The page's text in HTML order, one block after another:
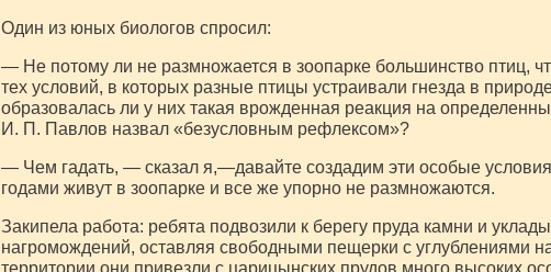
Один из юных биологов спросил:
— Не потому ли не размножается в зоопарке большинство птиц,
тех условий, в которых разные птицы устраивали гнезда в
образовалась ли у них такая врожденная реакция на
И. П. Павлов назвал «безусловным рефлексом»?
— Чем гадать, — сказал я,—давайте создадим эти особые
годами живут в зоопарке и все же упорно не размножаются.
Закипела работа: ребята подвозили к берегу пруда камни и
нагромождений, оставляя свободными пещерки с углублениями
территории они привезли с царицынских прудов много высоких